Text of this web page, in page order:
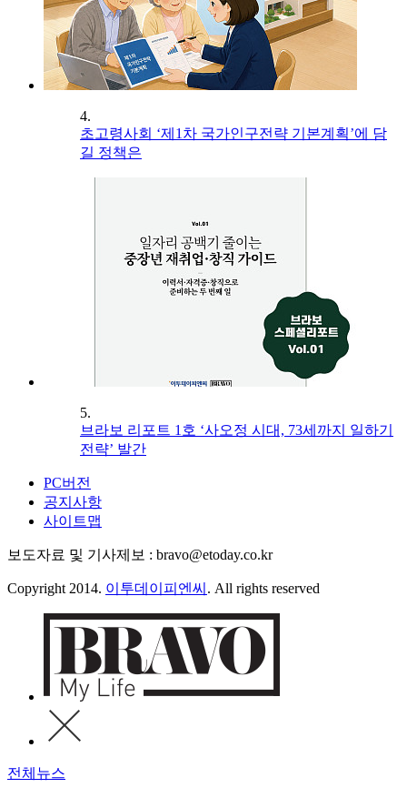
4.
초고령사회 ‘제1차 국가인구전략 기본계획’에 담
길 정책은
5.
브라보 리포트 1호 ‘사오정 시대, 73세까지 일하기
전략’ 발간
PC버전
공지사항
사이트맵
보도자료 및 기사제보 : bravo@etoday.co.kr
Copyright 2014. 이투데이피엔씨 . All rights reserved
전체뉴스